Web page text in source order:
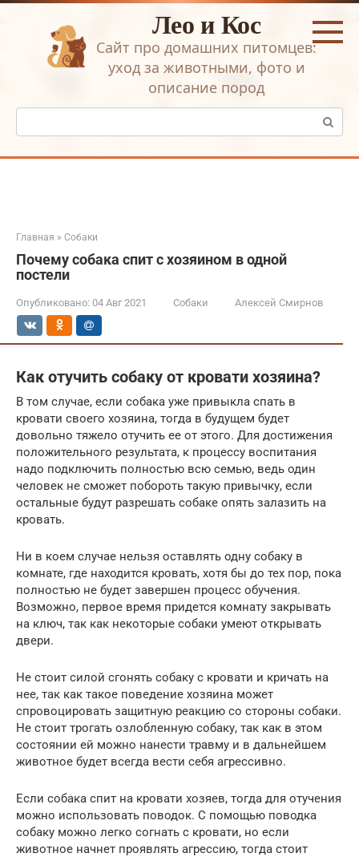
Перейти
Лео и Кос
Сайт про домашних питомцев:
уход за животными, фото и
описание пород
Поиск:
Главная » Собаки
Почему собака спит с хозяином в одной
постели
Опубликовано: 04 Авг 2021 Собаки Алексей Смирнов
Как отучить собаку от кровати хозяина?
В том случае, если собака уже привыкла спать в
кровати своего хозяина, тогда в будущем будет
довольно тяжело отучить ее от этого. Для достижения
положительного результата, к процессу воспитания
надо подключить полностью всю семью, ведь один
человек не сможет побороть такую привычку, если
остальные будут разрешать собаке опять залазить на
кровать.
Ни в коем случае нельзя оставлять одну собаку в
комнате, где находится кровать, хотя бы до тех пор, пока
полностью не будет завершен процесс обучения.
Возможно, первое время придется комнату закрывать
на ключ, так как некоторые собаки умеют открывать
двери.
Не стоит силой сгонять собаку с кровати и кричать на
нее, так как такое поведение хозяина может
спровоцировать защитную реакцию со стороны собаки.
Не стоит трогать озлобленную собаку, так как в этом
состоянии ей можно нанести травму и в дальнейшем
животное будет всегда вести себя агрессивно.
Если собака спит на кровати хозяев, тогда для отучения
можно использовать поводок. С помощью поводка
собаку можно легко согнать с кровати, но если
животное начнет проявлять агрессию, тогда стоит